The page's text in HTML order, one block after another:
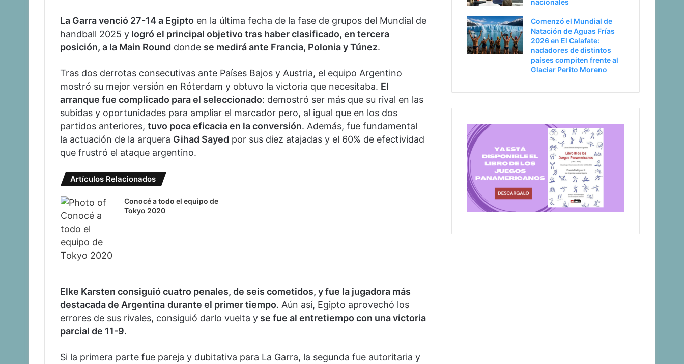
La Garra venció 27-14 a Egipto en la última fecha de la fase de grupos del Mundial de
handball 2025 y logró el principal objetivo tras haber clasificado, en tercera
posición, a la Main Round donde se medirá ante Francia, Polonia y Túnez.
Tras dos derrotas consecutivas ante Países Bajos y Austria, el equipo Argentino
mostró su mejor versión en Róterdam y obtuvo la victoria que necesitaba. El
arranque fue complicado para el seleccionado: demostró ser más que su rival en las
subidas y oportunidades para ampliar el marcador pero, al igual que en los dos
partidos anteriores, tuvo poca eficacia en la conversión. Además, fue fundamental
la actuación de la arquera Gihad Sayed por sus diez atajadas y el 60% de efectividad
que frustró el ataque argentino.
Artículos Relacionados
Conocé a todo el equipo de
Tokyo 2020
Elke Karsten consiguió cuatro penales, de seis cometidos, y fue la jugadora más
destacada de Argentina durante el primer tiempo. Aún así, Egipto aprovechó los
errores de sus rivales, consiguió darlo vuelta y se fue al entretiempo con una victoria
parcial de 11-9.
Si la primera parte fue pareja y dubitativa para La Garra, la segunda fue autoritaria y
nacionales
Comenzó el Mundial de
Natación de Aguas Frías
2026 en El Calafate:
nadadores de distintos
países compiten frente al
Glaciar Perito Moreno